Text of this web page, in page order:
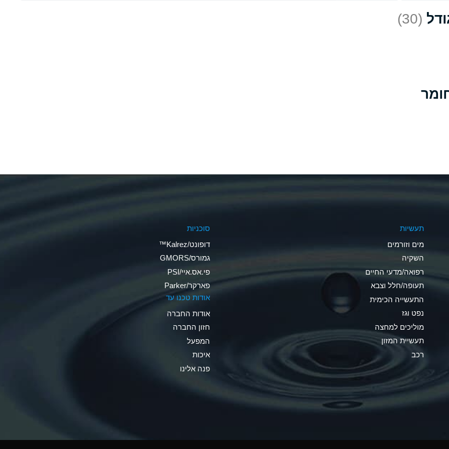
D
C
A
*
A
B
(30)
תעשיות
מים וזורמים
השקיה
רפואה/מדעי החיים
תעופה/חלל וצבא
התעשייה הכימית
נפט וגז
מוליכים למחצה
תעשיית המזון
רכב
סוכניות
דופונט/Kalrez™
גמורס/GMORS
פי.אס.איי/PSI
פארקר/Parker
אודות טכנו עד
אודות החברה
חזון החברה
המפעל
איכות
פנה אלינו